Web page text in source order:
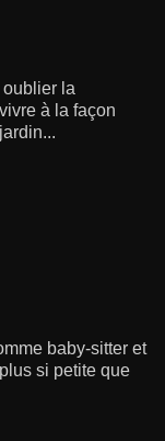
la
à la façon
baby-sitter et
si petite que